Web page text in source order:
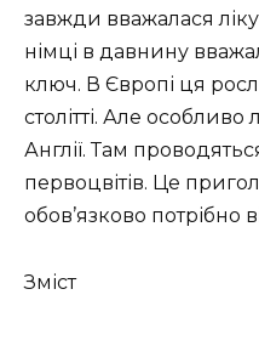
завжди вважалася
німці в давнину
ключ. В Європі ця
столітті. Але
Англії. Там
первоцвітів. Це
обов’язково потрібно
Зміст